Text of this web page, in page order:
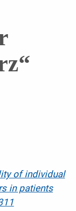
of individual
in patients